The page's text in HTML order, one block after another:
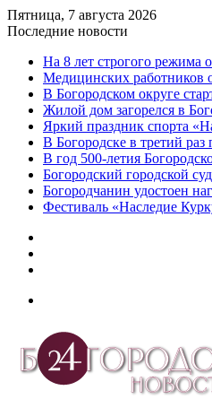
Пятница, 7 августа 2026
Последние новости
На 8 лет строгого режима
Медицинских работников
В Богородском округе
Жилой дом загорелся в
Яркий праздник спорта
В Богородске в третий раз
В год 500-летия
️Богородский городской
Богородчанин удостоен
Фестиваль «Наследие